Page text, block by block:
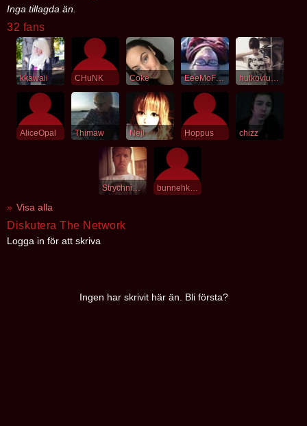
Inga tillagda än.
32 fans
kkawaii CHuNK Coke EeeMoFarfArrgh hulkoviusrex
AliceOpal Thimaw Neji Hoppus chizz
StrychnineTwitch bunnehkiller
Visa alla
Diskutera The Network
Logga in för att skriva
Ingen har skrivit här än. Bli första?